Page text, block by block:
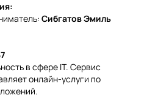
Сибгатов Эмиль
в сфере IT. Сервис
онлайн-услуги по